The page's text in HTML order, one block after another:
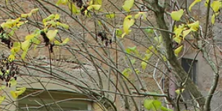
22. Jan. 2023 1 Min. Lesezeit
So müssen Erzeuger &